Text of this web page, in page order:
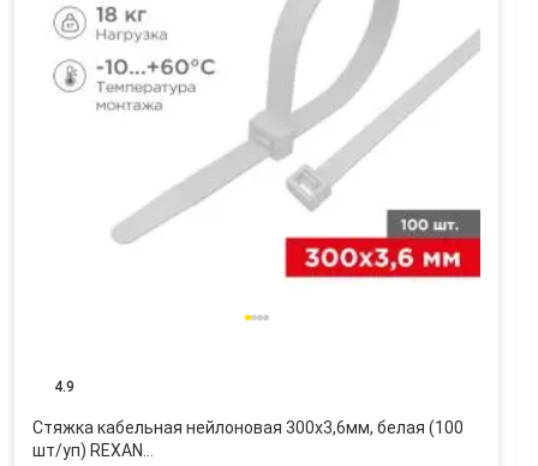
4.9
Стяжка кабельная нейлоновая 300x3,6мм, белая (100
шт/уп) REXAN…